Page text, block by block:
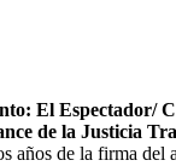
El Espectador/
de la Justicia
años de la firma del